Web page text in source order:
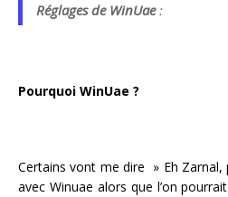
Réglages de WinUae:
Pourquoi WinUae ?
Certains vont me dire » Eh
avec Winuae alors que l’on